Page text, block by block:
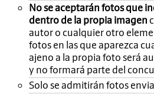
No se aceptarán fotos que
dentro de la propia imagen
autor o cualquier otro
fotos en las que aparezca
ajeno a la propia foto será
y no formará parte del
Solo se admitirán fotos